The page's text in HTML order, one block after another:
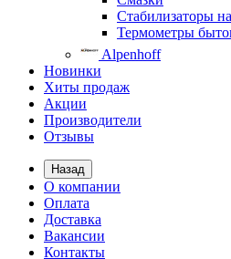
Стабилизаторы
Термометры
Alpenhoff
Новинки
Хиты продаж
Акции
Производители
Отзывы
Назад
О компании
Оплата
Доставка
Вакансии
Контакты